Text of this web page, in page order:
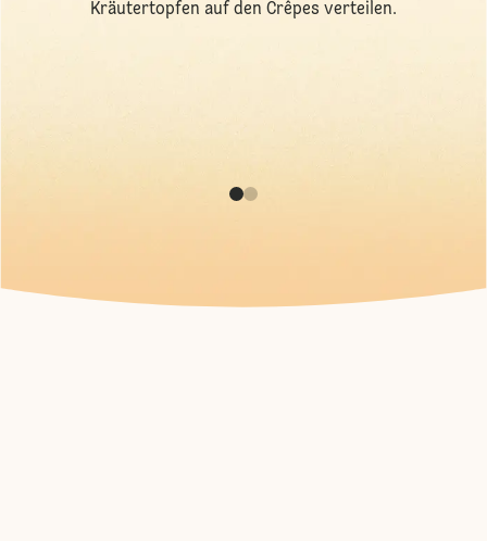
Kräutertopfen auf den Crêpes verteilen.